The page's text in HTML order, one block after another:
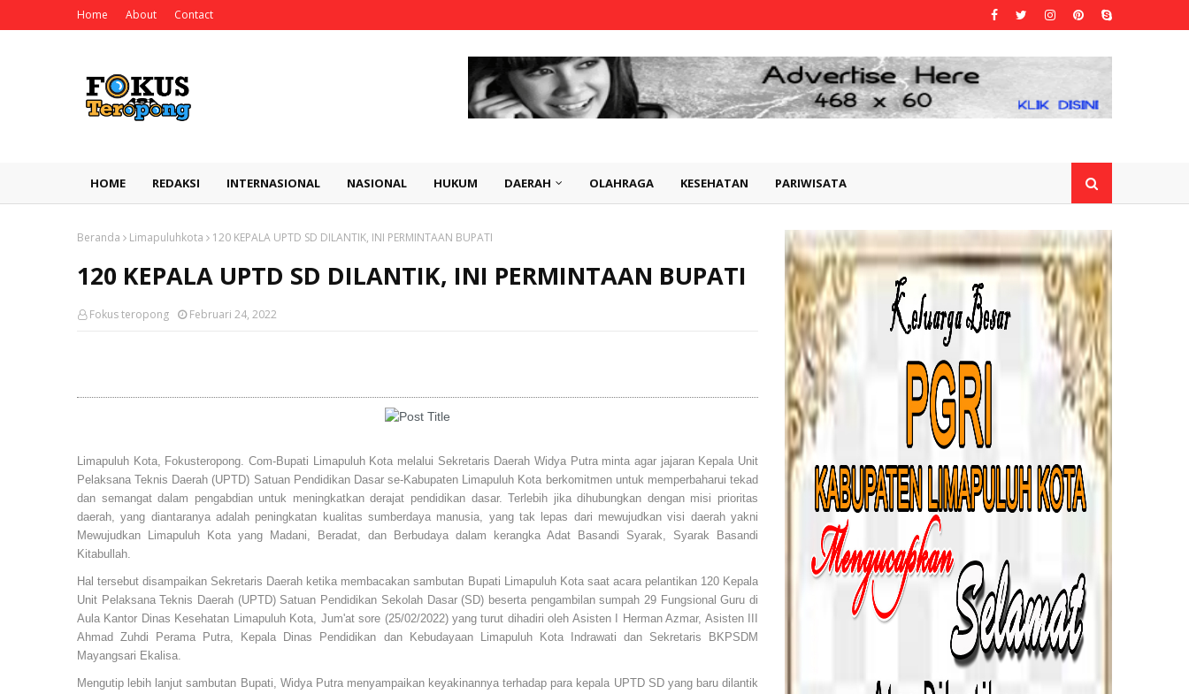
Home About Contact
HOME REDAKSI INTERNASIONAL NASIONAL HUKUM DAERAH OLAHRAGA KESEHATAN PARIWISATA
Beranda Limapuluhkota 120 KEPALA UPTD SD DILANTIK, INI PERMINTAAN BUPATI
120 KEPALA UPTD SD DILANTIK, INI PERMINTAAN BUPATI
Fokus teropong Februari 24, 2022
Limapuluh Kota, Fokusteropong. Com-Bupati Limapuluh Kota melalui Sekretaris Daerah Widya Putra minta agar jajaran Kepala Unit
Pelaksana Teknis Daerah (UPTD) Satuan Pendidikan Dasar se-Kabupaten Limapuluh Kota berkomitmen untuk memperbaharui tekad
dan semangat dalam pengabdian untuk meningkatkan derajat pendidikan dasar. Terlebih jika dihubungkan dengan misi prioritas
daerah, yang diantaranya adalah peningkatan kualitas sumberdaya manusia, yang tak lepas dari mewujudkan visi daerah yakni
Mewujudkan Limapuluh Kota yang Madani, Beradat, dan Berbudaya dalam kerangka Adat Basandi Syarak, Syarak Basandi
Kitabullah.
Hal tersebut disampaikan Sekretaris Daerah ketika membacakan sambutan Bupati Limapuluh Kota saat acara pelantikan 120 Kepala
Unit Pelaksana Teknis Daerah (UPTD) Satuan Pendidikan Sekolah Dasar (SD) beserta pengambilan sumpah 29 Fungsional Guru di
Aula Kantor Dinas Kesehatan Limapuluh Kota, Jum'at sore (25/02/2022) yang turut dihadiri oleh Asisten I Herman Azmar, Asisten III
Ahmad Zuhdi Perama Putra, Kepala Dinas Pendidikan dan Kebudayaan Limapuluh Kota Indrawati dan Sekretaris BKPSDM
Mayangsari Ekalisa.
Mengutip lebih lanjut sambutan Bupati, Widya Putra menyampaikan keyakinannya terhadap para kepala UPTD SD yang baru dilantik